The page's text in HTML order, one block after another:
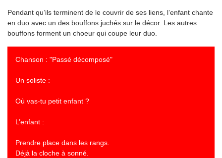
Pendant qu’ils terminent de le couvrir de ses liens, l’enfant chante
en duo avec un des bouffons juchés sur le décor. Les autres
bouffons forment un choeur qui coupe leur duo.
Chanson : "Passé décomposé"
Un soliste :
Où vas-tu petit enfant ?
L’enfant :
Prendre place dans les rangs.
Déjà la cloche à sonné.